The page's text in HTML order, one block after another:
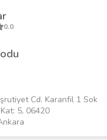
0.0
Cd. Karanfil 1 Sok
5, 06420